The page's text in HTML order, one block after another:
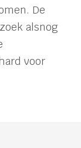
De
alsnog
voor